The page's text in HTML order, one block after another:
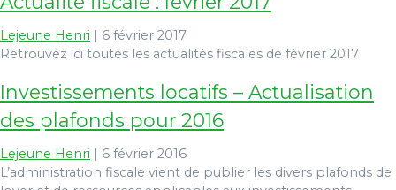
Lejeune Henri | 6 février 2017
Retrouvez ici toutes les actualités fiscales de février 2017
Investissements locatifs – Actualisation
des plafonds pour 2016
Lejeune Henri | 6 février 2016
L’administration fiscale vient de publier les divers plafonds de